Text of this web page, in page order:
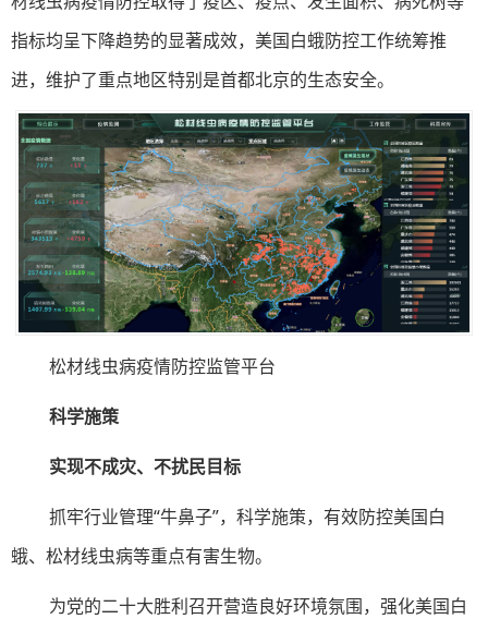
指标均呈下降趋势的显著成效，美国白蛾防控工作统筹推
进，维护了重点地区特别是首都北京的生态安全。
松材线虫病疫情防控监管平台
科学施策
实现不成灾、不扰民目标
抓牢行业管理“牛鼻子”，科学施策，有效防控美国白
蛾、松材线虫病等重点有害生物。
为党的二十大胜利召开营造良好环境氛围，强化美国白